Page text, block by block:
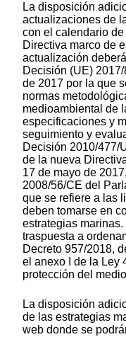
La disposición
actualizaciones de
con el calendario
Directiva marco de
actualización
Decisión (UE)
de 2017 por la que
normas
medioambiental de
especificaciones y
seguimiento y
Decisión 2010/477/
de la nueva
17 de mayo de
2008/56/CE del
que se refiere a las
deben tomarse en
estrategias
traspuesta a
Decreto 957/2018,
el anexo I de la Ley
protección del
La disposición
de las estrategias
web donde se